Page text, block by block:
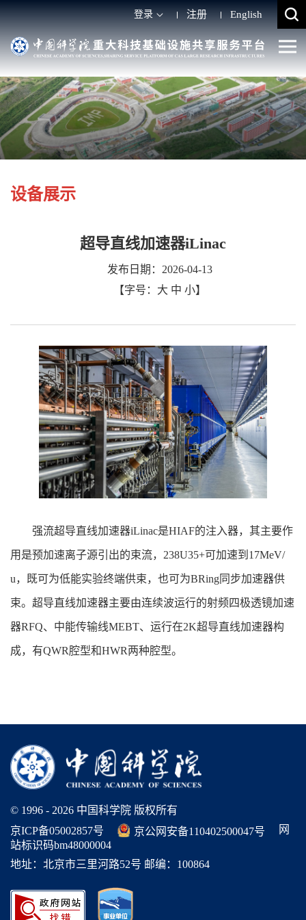
登录 注册 English
设备展示
超导直线加速器iLinac
发布日期：2026-04-13
【字号： 大 中 小】
强流超导直线加速器iLinac是HIAF的注入器，其主要作
用是预加速离子源引出的束流，238U35+可加速到17MeV/
u，既可为低能实验终端供束，也可为BRing同步加速器供
束。超导直线加速器主要由连续波运行的射频四极透镜加速
器RFQ、中能传输线MEBT、运行在2K超导直线加速器构
成，有QWR腔型和HWR两种腔型。
© 1996 - 2026 中国科学院 版权所有
京ICP备05002857号
京公网安备110402500047号
网
站标识码bm48000004
地址：北京市三里河路52号 邮编：100864